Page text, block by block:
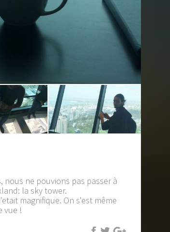
ne pouvions pas passer à
la sky tower.
magnifique. On s'est même
vue !